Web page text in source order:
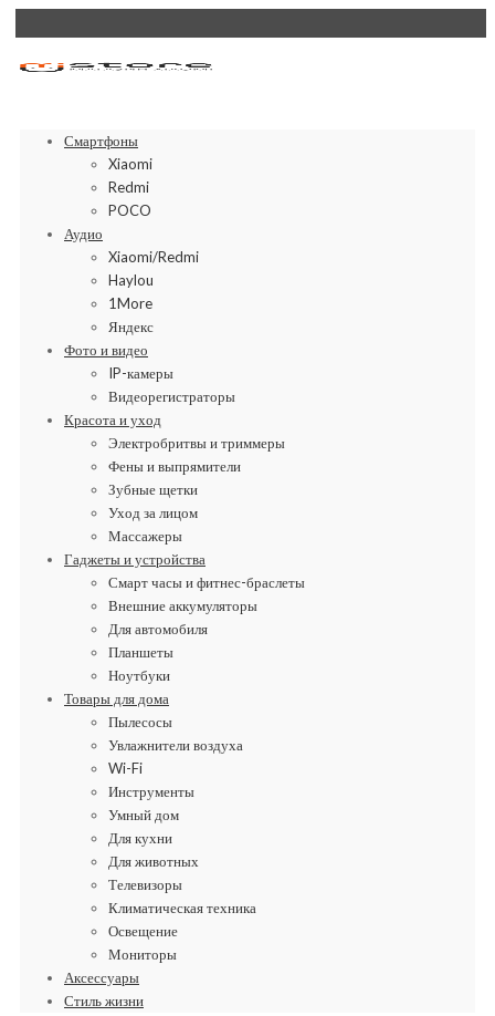
Смартфоны
Xiaomi
Redmi
POCO
Аудио
Xiaomi/Redmi
Haylou
1More
Яндекс
Фото и видео
IP-камеры
Видеорегистраторы
Красота и уход
Электробритвы и триммеры
Фены и выпрямители
Зубные щетки
Уход за лицом
Массажеры
Гаджеты и устройства
Смарт часы и фитнес-браслеты
Внешние аккумуляторы
Для автомобиля
Планшеты
Ноутбуки
Товары для дома
Пылесосы
Увлажнители воздуха
Wi-Fi
Инструменты
Умный дом
Для кухни
Для животных
Телевизоры
Климатическая техника
Освещение
Мониторы
Аксессуары
Стиль жизни